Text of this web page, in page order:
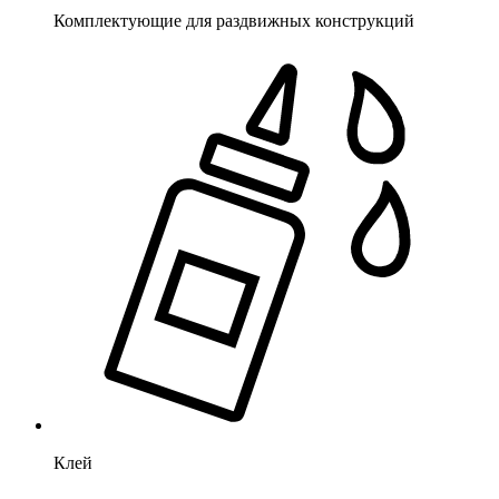
Комплектующие для раздвижных конструкций
Клей